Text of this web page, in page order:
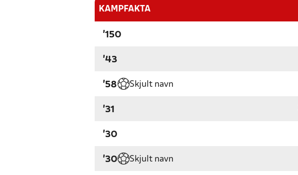
KAMPFAKTA
'150
'43
'58 Skjult navn
'31
'30
'30 Skjult navn